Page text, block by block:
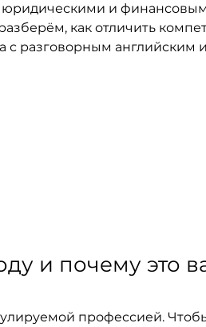
юридическими и
как отличить
с разговорным английским
и почему это
профессией.